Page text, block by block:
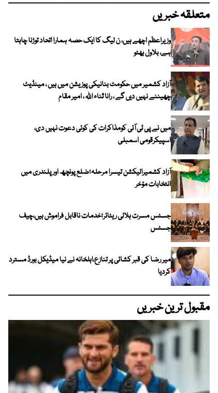
متعلقہ خبریں
وزیراعظم اچھے ہیں، ن لیگ کا ایک حصہ ہمارا اتحاد توڑنا چاہتا
ہے، بلاول بھٹو
آزاد کشمیر میں حکومت بنانیکی پوزیشن میں ہیں ، مینڈیٹ
چھیننے نہیں دیں گے ، رانا ثناء اللہ ، امیر مقام
میں نے پی ٹی آئی کومذاکرات کی کوئی دعوت نہیں دی،
اسپیکرقومی اسمبلی
آزاد کشمیرالیکشن تیسرا مرحلہ؛ضلع پونچھ اور پلندری میں
انتخابات مؤخر
جسٹس مسرت ہلالی ریٹائر؛خدمات ناقابل فراموش ہیں،چیف
جسٹس
میر رضا کی قبر کشائی پر تنازع،اہلخانہ نے نیا میڈیکل بورڈ مسترد
کردیا
مقبول ترین خبریں